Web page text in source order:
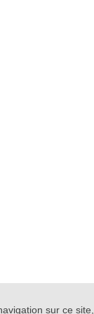
sur ce site,